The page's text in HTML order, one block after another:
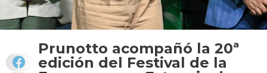
Prunotto acompañó la 20ª
edición del Festival de la